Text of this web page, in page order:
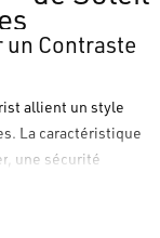
un Contraste
allient un style
La caractéristique
, une sécurité
l'eau.